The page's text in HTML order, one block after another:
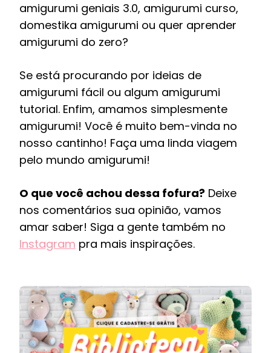
amigurumi geniais 3.0, amigurumi curso,
domestika amigurumi ou quer aprender
amigurumi do zero?
Se está procurando por ideias de
amigurumi fácil ou algum amigurumi
tutorial. Enfim, amamos simplesmente
amigurumi! Você é muito bem-vinda no
nosso cantinho! Faça uma linda viagem
pelo mundo amigurumi!
O que você achou dessa fofura? Deixe
nos comentários sua opinião, vamos
amar saber! Siga a gente também no
Instagram pra mais inspirações.